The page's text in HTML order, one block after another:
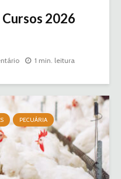
2026
1 min. leitura
PECUÁRIA